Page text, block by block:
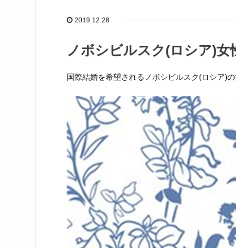
2019.12.28
ノボシビルスク(ロシア)女
国際結婚を希望されるノボシビルスク(ロシア)